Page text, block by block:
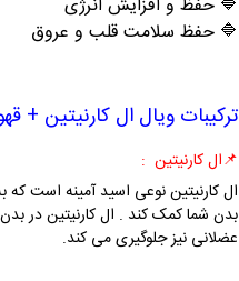
🔷 حفظ و افزایش انرژی
🔷 حفظ سلامت قلب و عروق
ترکیبات ویال ال کارنیتین +
📌ال کارنیتین :
ال کارنیتین نوعی اسید آمینه است
بدن شما کمک کند . ال کارنیتین در
عضلانی نیز جلوگیری می کند.